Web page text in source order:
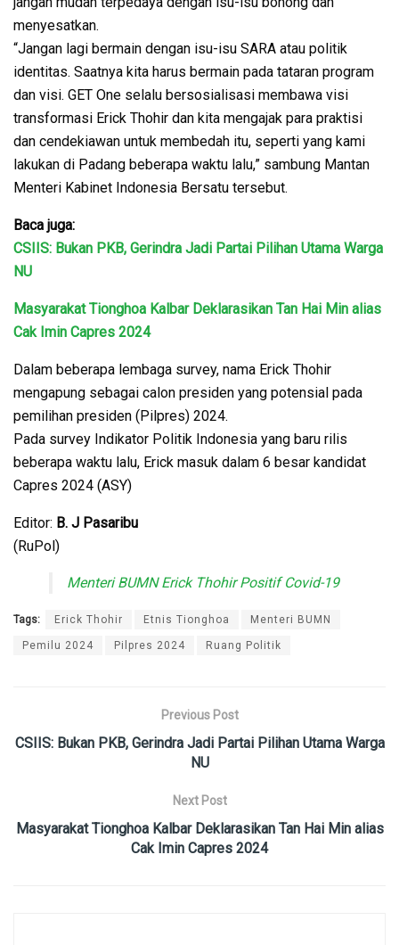
menyesatkan.
“Jangan lagi bermain dengan isu-isu SARA atau politik
identitas. Saatnya kita harus bermain pada tataran program
dan visi. GET One selalu bersosialisasi membawa visi
transformasi Erick Thohir dan kita mengajak para praktisi
dan cendekiawan untuk membedah itu, seperti yang kami
lakukan di Padang beberapa waktu lalu,” sambung Mantan
Menteri Kabinet Indonesia Bersatu tersebut.
Baca juga:
CSIIS: Bukan PKB, Gerindra Jadi Partai Pilihan Utama Warga
NU
Masyarakat Tionghoa Kalbar Deklarasikan Tan Hai Min alias
Cak Imin Capres 2024
Dalam beberapa lembaga survey, nama Erick Thohir
mengapung sebagai calon presiden yang potensial pada
pemilihan presiden (Pilpres) 2024.
Pada survey Indikator Politik Indonesia yang baru rilis
beberapa waktu lalu, Erick masuk dalam 6 besar kandidat
Capres 2024 (ASY)
Editor: B. J Pasaribu
(RuPol)
Menteri BUMN Erick Thohir Positif Covid-19
Tags: Erick Thohir Etnis Tionghoa Menteri BUMN
Pemilu 2024 Pilpres 2024 Ruang Politik
Previous Post
CSIIS: Bukan PKB, Gerindra Jadi Partai Pilihan Utama Warga
NU
Next Post
Masyarakat Tionghoa Kalbar Deklarasikan Tan Hai Min alias
Cak Imin Capres 2024